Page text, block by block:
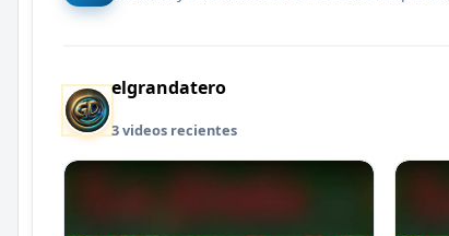
elgrandatero
3 videos recientes